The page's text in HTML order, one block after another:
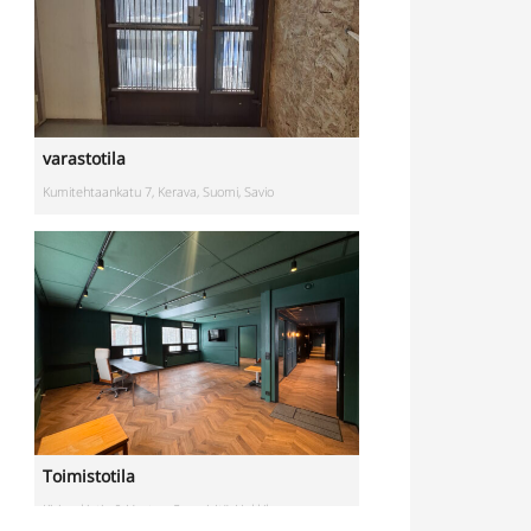
varastotila
Kumitehtaankatu 7, Kerava, Suomi, Savio
Toimistotila